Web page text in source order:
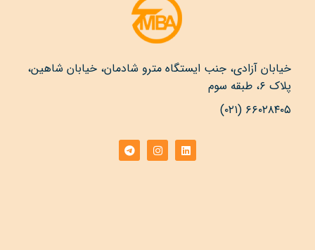
خیابان آزادی، جنب ایستگاه مترو شادمان، خیابان شاهین،
پلاک ۶، طبقه سوم
۶۶۰۲۸۴۰۵ (۰۲۱)